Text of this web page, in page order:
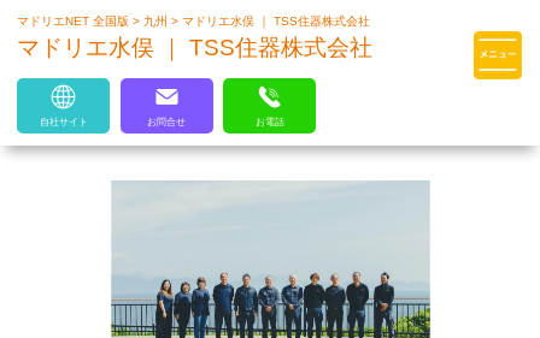
マドリエはLIXILの厳しい基準を
クリアした住まいのプロ集団です
マドリエNET 全国版> 九州>マドリエ水俣 ｜ TSS住器株式会社
マドリエ水俣 ｜ TSS住器株式会社
自社サイト お問合せ お電話